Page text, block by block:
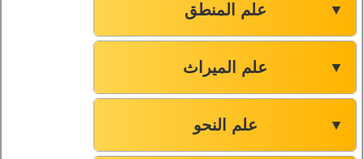
علم المنطق ▼
علم المیراث ▼
علم النحو ▼